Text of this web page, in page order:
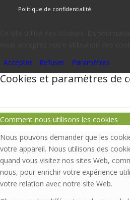
Politique de confidentialité
Accepter
Refuser Paramètres
Cookies et paramètres de
Comment nous utilisons les cookies
Nous pouvons demander que les
votre appareil. Nous utilisons des
quand vous visitez nos sites Web,
nous, pour enrichir votre expérience
votre relation avec notre site Web.